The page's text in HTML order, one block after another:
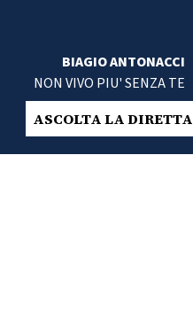
BIAGIO ANTONACCI
NON VIVO PIU' SENZA TE
ASCOLTA LA DIRETTA